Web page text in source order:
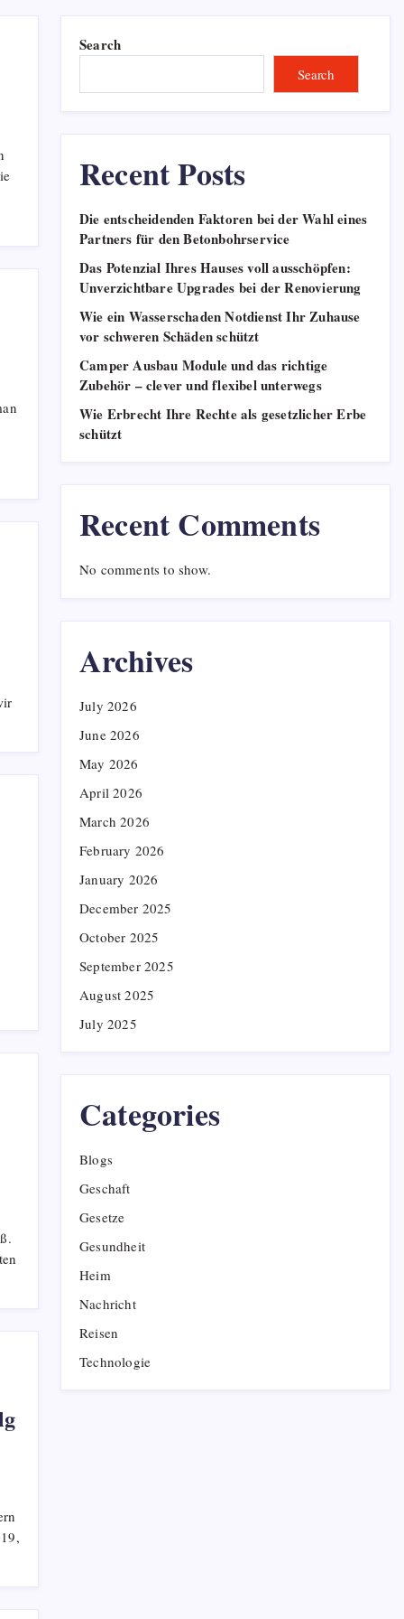
Search
Search
Recent Posts
Die entscheidenden Faktoren bei der Wahl eines
Partners für den Betonbohrservice
Das Potenzial Ihres Hauses voll ausschöpfen:
Unverzichtbare Upgrades bei der Renovierung
Wie ein Wasserschaden Notdienst Ihr Zuhause
vor schweren Schäden schützt
Camper Ausbau Module und das richtige
Zubehör – clever und flexibel unterwegs
Wie Erbrecht Ihre Rechte als gesetzlicher Erbe
schützt
Recent Comments
No comments to show.
Archives
July 2026
June 2026
May 2026
April 2026
March 2026
February 2026
January 2026
December 2025
October 2025
September 2025
August 2025
July 2025
Categories
Blogs
Geschaft
Gesetze
Gesundheit
Heim
Nachricht
Reisen
Technologie